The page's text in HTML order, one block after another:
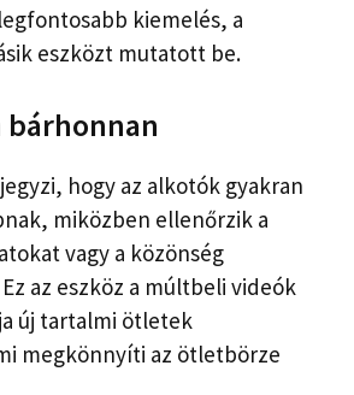
kiemelés, a
eszközt mutatott be.
hogy az alkotók gyakran
miközben ellenőrzik a
vagy a közönség
az eszköz a múltbeli videók
új tartalmi ötletek
megkönnyíti az ötletbörze